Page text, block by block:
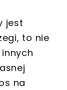
jest
to nie
na